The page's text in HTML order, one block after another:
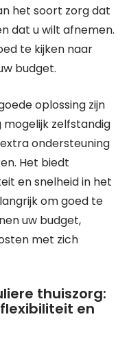
het soort zorg dat
dat u wilt afnemen.
te kijken naar
budget.
oplossing zijn
zelfstandig
ondersteuning
Het biedt
en snelheid in het
om goed te
uw budget,
met zich
thuiszorg:
en